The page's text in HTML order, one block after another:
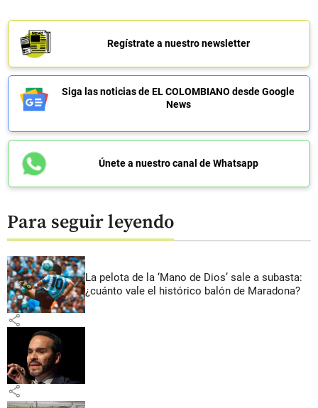
Regístrate a nuestro newsletter
Siga las noticias de EL COLOMBIANO desde Google
News
Únete a nuestro canal de Whatsapp
Para seguir leyendo
La pelota de la ‘Mano de Dios’ sale a subasta:
¿cuánto vale el histórico balón de Maradona?
share
share